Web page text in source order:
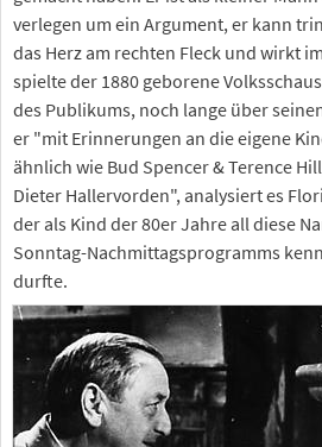
verlegen um ein Argument, er kann
das Herz am rechten Fleck und wirkt
spielte der 1880 geborene
des Publikums, noch lange über
er "mit Erinnerungen an die eigene
ähnlich wie Bud Spencer & Terence
Dieter Hallervorden", analysiert es
der als Kind der 80er Jahre all diese
Sonntag-Nachmittagsprogramms
durfte.